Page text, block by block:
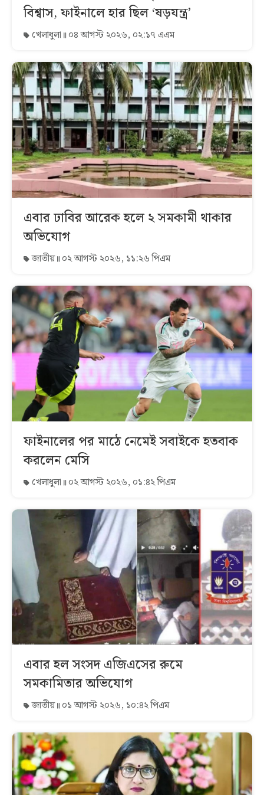
বিশ্বাস, ফাইনালে হার ছিল ‘ষড়যন্ত্র’
খেলাধুলা ০৪ আগস্ট ২০২৬, ০২:১৭ এএম
এবার ঢাবির আরেক হলে ২ সমকামী থাকার
অভিযোগ
জাতীয় ০২ আগস্ট ২০২৬, ১১:২৬ পিএম
ফাইনালের পর মাঠে নেমেই সবাইকে হতবাক
করলেন মেসি
খেলাধুলা ০২ আগস্ট ২০২৬, ০১:৪২ পিএম
এবার হল সংসদ এজিএসের রুমে
সমকামিতার অভিযোগ
জাতীয় ০১ আগস্ট ২০২৬, ১০:৪২ পিএম